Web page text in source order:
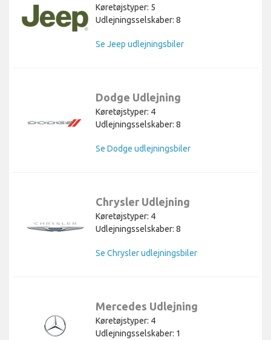
Køretøjstyper: 5
Udlejningsselskaber: 8
Se Jeep udlejningsbiler
Dodge Udlejning
Køretøjstyper: 4
Udlejningsselskaber: 8
Se Dodge udlejningsbiler
Chrysler Udlejning
Køretøjstyper: 4
Udlejningsselskaber: 8
Se Chrysler udlejningsbiler
Mercedes Udlejning
Køretøjstyper: 4
Udlejningsselskaber: 1